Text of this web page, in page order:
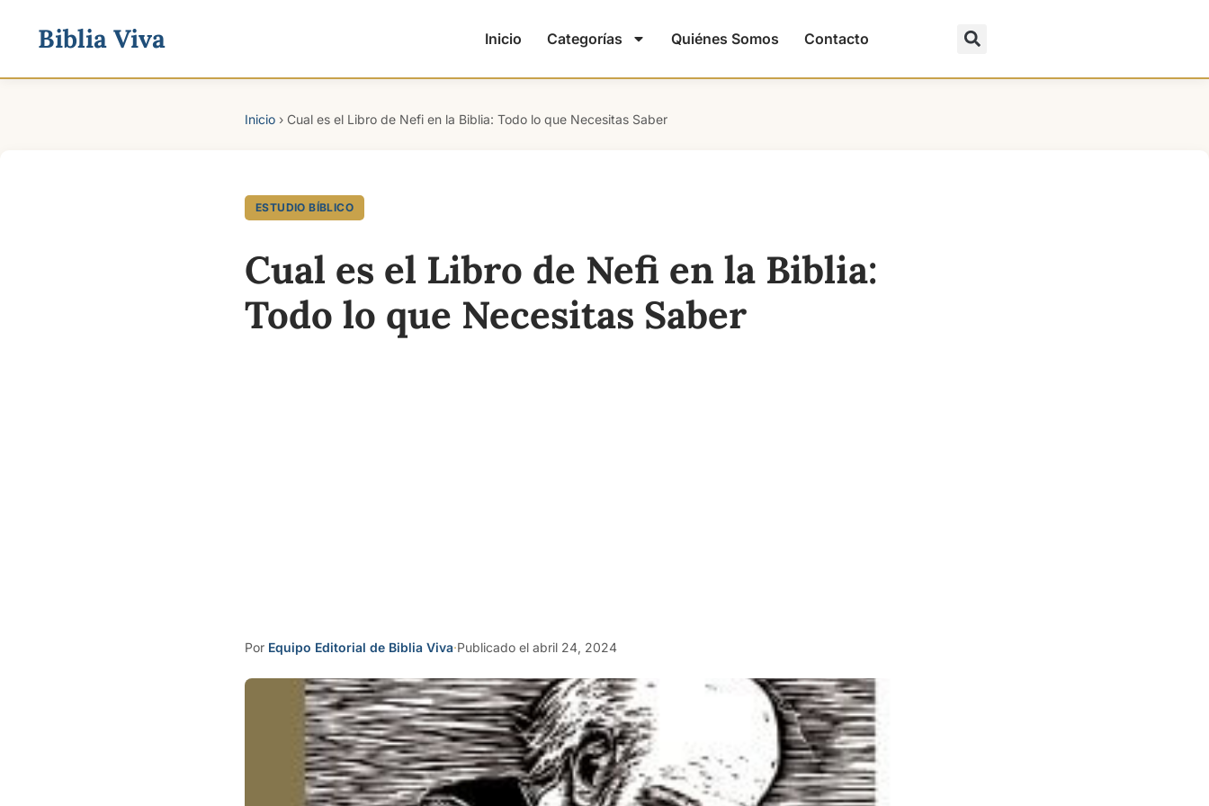
Biblia Viva Inicio Categorías Quiénes Somos Contacto
Inicio › Cual es el Libro de Nefi en la Biblia: Todo lo que Necesitas Saber
ESTUDIO BÍBLICO
Cual es el Libro de Nefi en la Biblia:
Todo lo que Necesitas Saber
Por Equipo Editorial de Biblia Viva·Publicado el abril 24, 2024